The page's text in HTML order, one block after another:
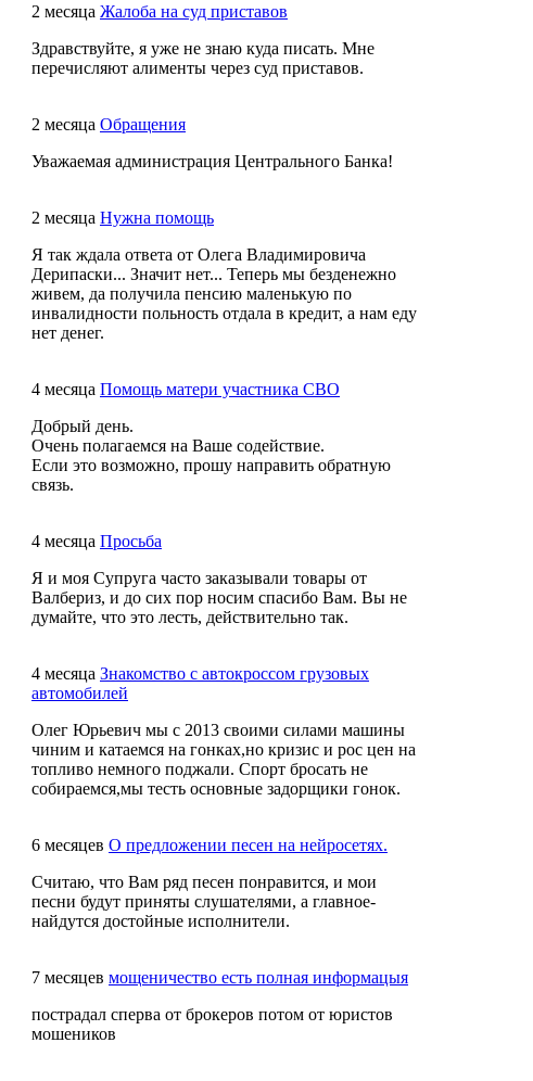
2 месяца Жалоба на суд приставов
Здравствуйте, я уже не знаю куда писать. Мне
перечисляют алименты через суд приставов.
2 месяца Обращения
Уважаемая администрация Центрального Банка!
2 месяца Нужна помощь
Я так ждала ответа от Олега Владимировича
Дерипаски... Значит нет... Теперь мы безденежно
живем, да получила пенсию маленькую по
инвалидности польность отдала в кредит, а нам еду
нет денег.
4 месяца Помощь матери участника СВО
Добрый день.
Очень полагаемся на Ваше содействие.
Если это возможно, прошу направить обратную
связь.
4 месяца Просьба
Я и моя Супруга часто заказывали товары от
Валбериз, и до сих пор носим спасибо Вам. Вы не
думайте, что это лесть, действительно так.
4 месяца Знакомство с автокроссом грузовых
автомобилей
Олег Юрьевич мы с 2013 своими силами машины
чиним и катаемся на гонках,но кризис и рос цен на
топливо немного поджали. Спорт бросать не
собираемся,мы тесть основные задорщики гонок.
6 месяцев О предложении песен на нейросетях.
Считаю, что Вам ряд песен понравится, и мои
песни будут приняты слушателями, а главное-
найдутся достойные исполнители.
7 месяцев мощеничество есть полная информацыя
пострадал сперва от брокеров потом от юристов
мошеников